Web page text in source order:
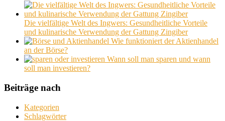
Die vielfältige Welt des Ingwers: Gesundheitliche Vorteile
und kulinarische Verwendung der Gattung Zingiber
Wie funktioniert der Aktienhandel
an der Börse?
Wann soll man sparen und wann
soll man investieren?
Beiträge nach
Kategorien
Schlagwörter